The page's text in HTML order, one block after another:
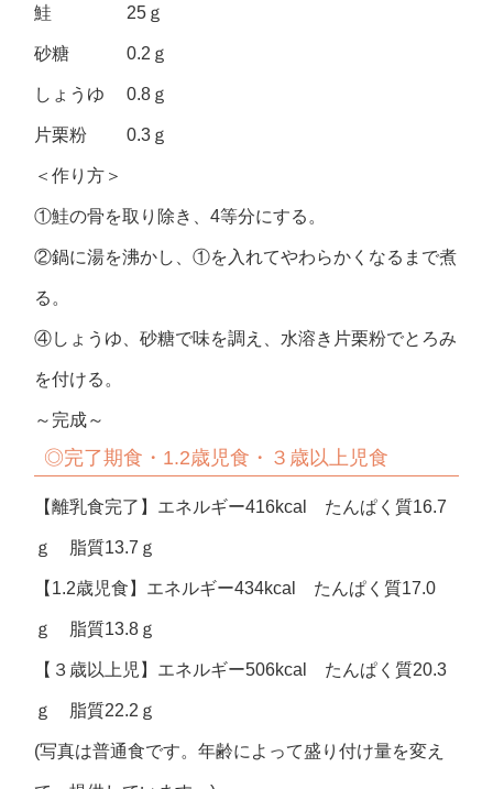
鮭 25ｇ
砂糖 0.2ｇ
しょうゆ 0.8ｇ
片栗粉 0.3ｇ
＜作り方＞
①鮭の骨を取り除き、4等分にする。
②鍋に湯を沸かし、①を入れてやわらかくなるまで煮
る。
④しょうゆ、砂糖で味を調え、水溶き片栗粉でとろみ
を付ける。
～完成～
◎完了期食・1.2歳児食・３歳以上児食
【離乳食完了】エネルギー416kcal たんぱく質16.7
ｇ 脂質13.7ｇ
【1.2歳児食】エネルギー434kcal たんぱく質17.0
ｇ 脂質13.8ｇ
【３歳以上児】エネルギー506kcal たんぱく質20.3
ｇ 脂質22.2ｇ
(写真は普通食です。年齢によって盛り付け量を変え